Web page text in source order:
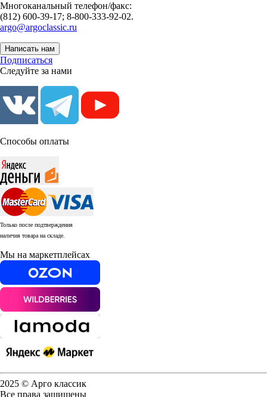
Многоканальный телефон/факс:
(812) 600-39-17; 8-800-333-92-02.
argo@argoclassic.ru
Написать нам
Подписаться
Следуйте за нами
Способы оплаты
Только после подтверждения
наличия товара на складе.
Мы на маркетплейсах
2025 © Арго классик
Все права защищены